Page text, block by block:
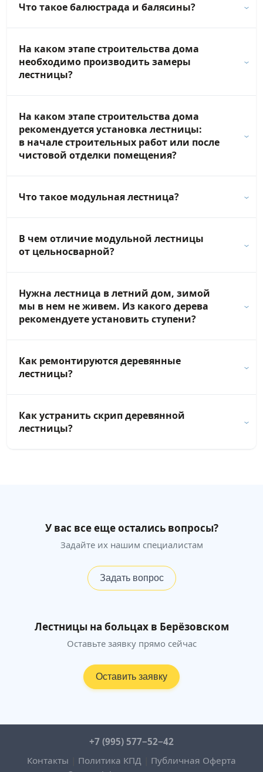
Что такое балюстрада и балясины?
На каком этапе строительства дома
необходимо производить замеры
лестницы?
На каком этапе строительства дома
рекомендуется установка лестницы:
в начале строительных работ или после
чистовой отделки помещения?
Что такое модульная лестница?
В чем отличие модульной лестницы
от цельносварной?
Нужна лестница в летний дом, зимой
мы в нем не живем. Из какого дерева
рекомендуете установить ступени?
Как ремонтируются деревянные
лестницы?
Как устранить скрип деревянной
лестницы?
У вас все еще остались вопросы?
Задайте их нашим специалистам
Задать вопрос
Лестницы на больцах в Берёзовском
Оставьте заявку прямо сейчас
Оставить заявку
+7 (995) 577−52−42
Контакты
Политика КПД Публичная Оферта